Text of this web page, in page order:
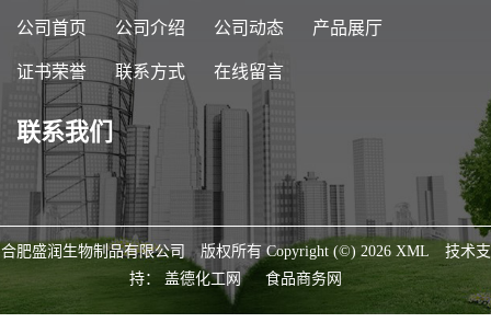
公司首页 公司介绍 公司动态 产品展厅
证书荣誉 联系方式 在线留言
联系我们
合肥盛润生物制品有限公司 版权所有 Copyright (©) 2026 XML
技术支
持： 盖德化工网 食品商务网